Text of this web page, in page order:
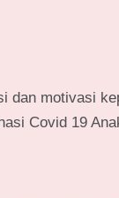
dan motivasi
Covid 19